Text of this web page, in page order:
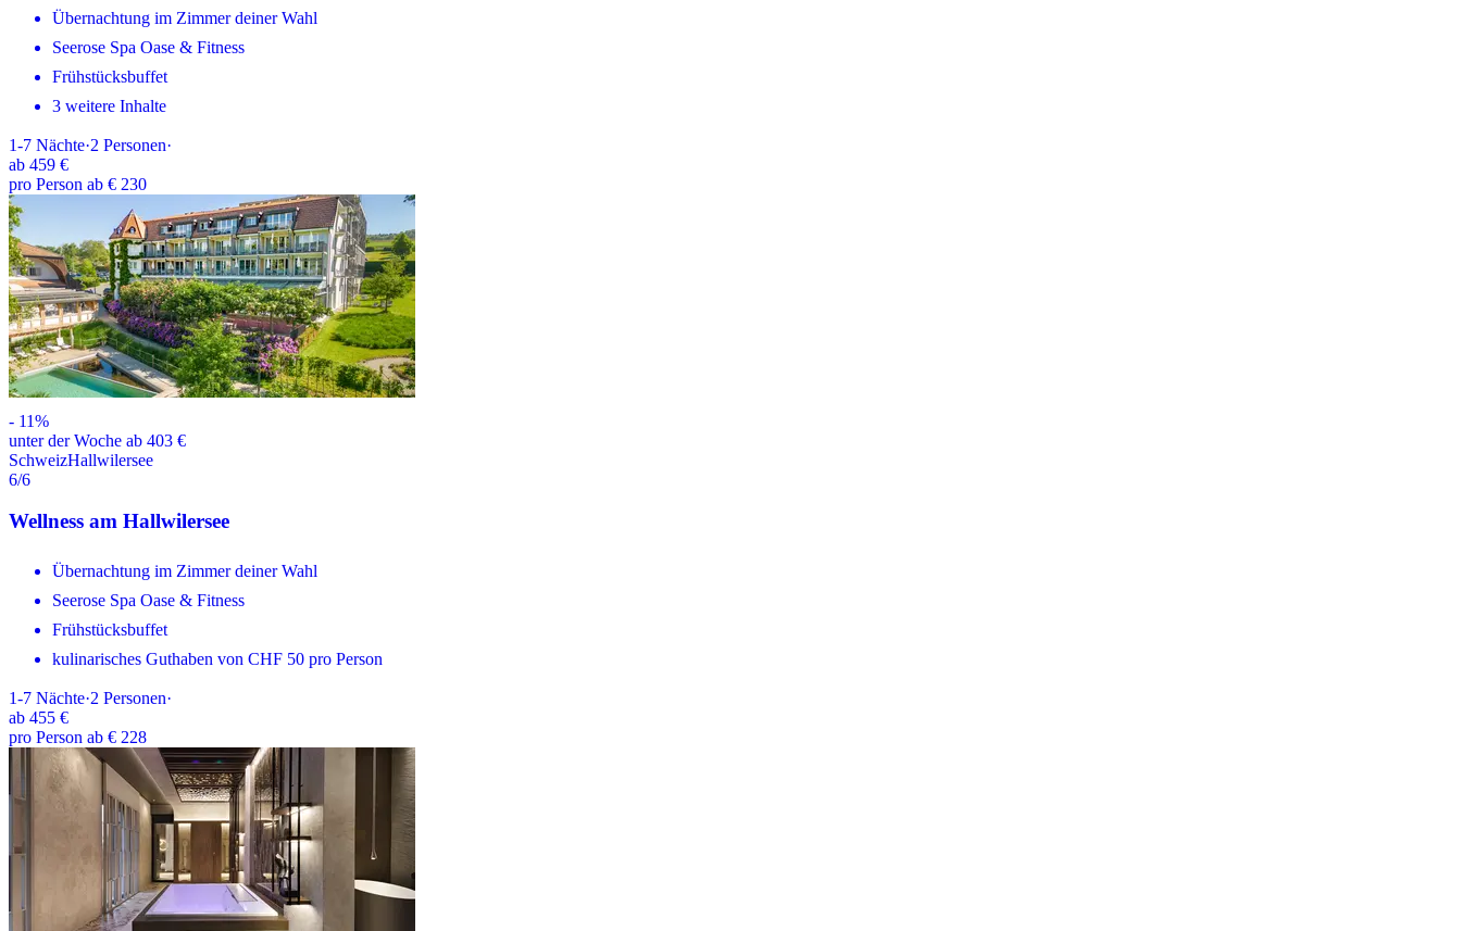
Übernachtung im Zimmer deiner Wahl
Seerose Spa Oase & Fitness
Frühstücksbuffet
3 weitere Inhalte
1-7 Nächte·2 Personen·
ab 459 €
pro Person ab € 230
- 11%
unter der Woche ab 403 €
SchweizHallwilersee
6/6
Wellness am Hallwilersee
Übernachtung im Zimmer deiner Wahl
Seerose Spa Oase & Fitness
Frühstücksbuffet
kulinarisches Guthaben von CHF 50 pro Person
1-7 Nächte·2 Personen·
ab 455 €
pro Person ab € 228